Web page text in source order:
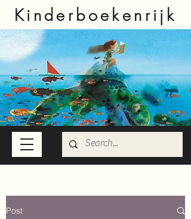
Kinderboekenrijk
Post